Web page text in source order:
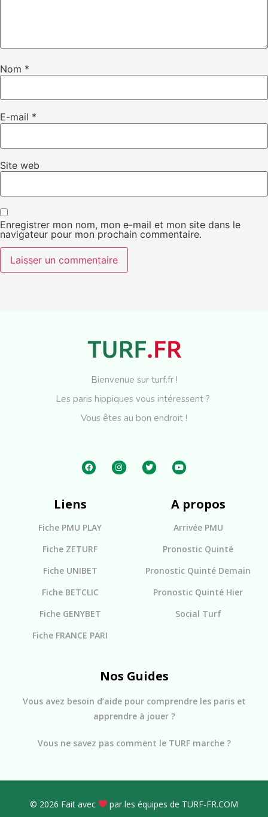
Nom *
E-mail *
Site web
Enregistrer mon nom, mon e-mail et mon site dans le
navigateur pour mon prochain commentaire.
Bienvenue sur turf.fr !
Les paris hippiques vous intéressent ?
Vous êtes au bon endroit !
Liens
Fiche PMU PLAY
Fiche ZETURF
Fiche UNIBET
Fiche BETCLIC
Fiche GENYBET
Fiche FRANCE PARI
A propos
Arrivée PMU
Pronostic Quinté
Pronostic Quinté Demain
Pronostic Quinté Hier
Social Turf
Nos Guides
Vous avez besoin d’aide pour comprendre les paris et
apprendre à jouer ?
Vous ne savez pas comment le TURF marche ?
© 2026 Fait avec par les équipes de TURF-FR.COM